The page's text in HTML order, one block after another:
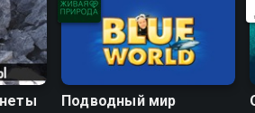
Подводный мир